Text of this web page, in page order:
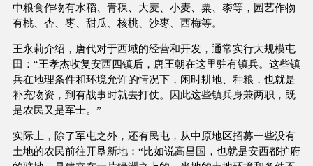
中粮食作物有水稻、青稞、大麦、小麦、粟、黍等，园艺作物
有桃、杏、枣、甜瓜、核桃、沙枣、西梅等。
王永莉介绍，唐代对于西域的经营和开发，通常实行大规模屯
田：“王孝杰收复安西四镇后，唐王朝在这里驻有镇兵。这些镇
兵在地理条件和环境允许的情况下，闲时耕地、种粮，也就是
补充物资，到有战事时就去打仗。因此这些镇兵身兼两职，既
是农民又是军士。”
实际上，除了军屯之外，还有民屯，从中原地区招募一些没有
土地的农民前往开垦新地：“比如说高昌国，也就是安西都护府